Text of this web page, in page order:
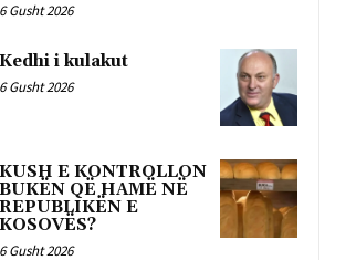
6 Gusht 2026
Kedhi i kulakut
6 Gusht 2026
KUSH E KONTROLLON
BUKËN QË HAMË NË
REPUBLIKËN E
KOSOVËS?
6 Gusht 2026